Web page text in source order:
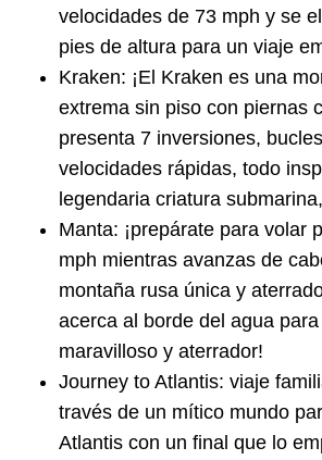
velocidades de 73 mph y se
pies de altura para un viaje
Kraken: ¡El Kraken es una
extrema sin piso con piernas
presenta 7 inversiones,
velocidades rápidas, todo
legendaria criatura
Manta: ¡prepárate para volar
mph mientras avanzas de
montaña rusa única y
acerca al borde del agua para
maravilloso y aterrador!
Journey to Atlantis: viaje
través de un mítico mundo
Atlantis con un final que lo